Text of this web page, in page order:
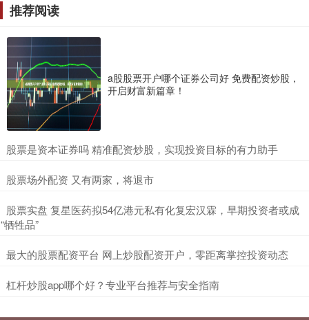
推荐阅读
a股股票开户哪个证券公司好 免费配资炒股，
开启财富新篇章！
​股票是资本证券吗 精准配资炒股，实现投资目标的有力助手
​股票场外配资 又有两家，将退市
​股票实盘 复星医药拟54亿港元私有化复宏汉霖，早期投资者或成
“牺牲品”
​最大的股票配资平台 网上炒股配资开户，零距离掌控投资动态
​杠杆炒股app哪个好？专业平台推荐与安全指南